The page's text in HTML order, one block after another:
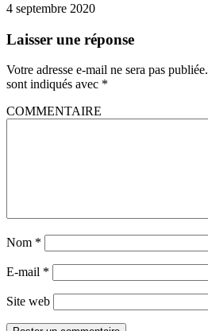
4 septembre 2020
Laisser une réponse
Votre adresse e-mail ne sera pas publiée.
sont indiqués avec *
COMMENTAIRE
Nom *
E-mail *
Site web